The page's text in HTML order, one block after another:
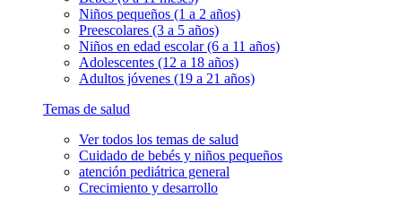
Niños pequeños (1 a 2 años)
Preescolares (3 a 5 años)
Niños en edad escolar (6 a 11 años)
Adolescentes (12 a 18 años)
Adultos jóvenes (19 a 21 años)
Temas de salud
Ver todos los temas de salud
Cuidado de bebés y niños pequeños
atención pediátrica general
Crecimiento y desarrollo